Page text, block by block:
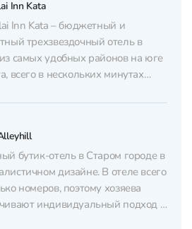
Inn Kata
Inn Kata – бюджетный и
трехзвездочный отель в
самых удобных районов на юге
всего в нескольких минутах
но продуманный для
кондиционер, собственный
телевизор, бесплатный Wi-Fi, а
и кофеварка....
бутик-отель в Старом городе в
дизайне. В отеле всего
номеров, поэтому хозяева
индивидуальный подход к